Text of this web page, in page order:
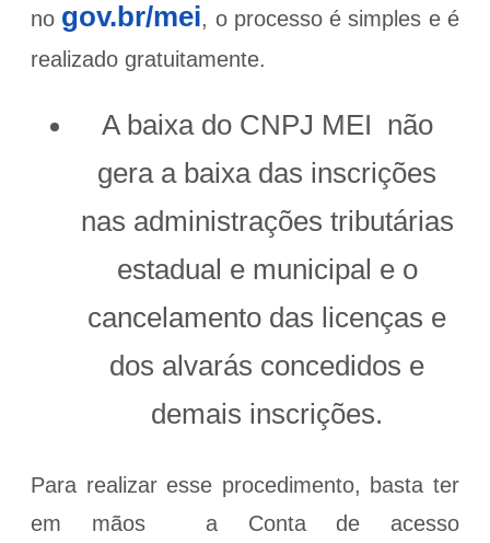
no gov.br/mei, o processo é simples e é
realizado gratuitamente.
A baixa do CNPJ MEI não
gera a baixa das inscrições
nas administrações tributárias
estadual e municipal e o
cancelamento das licenças e
dos alvarás concedidos e
demais inscrições.
Para realizar esse procedimento, basta ter
em mãos
a Conta de acesso